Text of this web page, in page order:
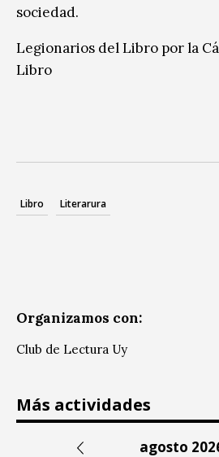
sociedad.
Legionarios del Libro por la
Libro
Libro Literarura
Organizamos con:
Club de Lectura Uy
Más actividades
agosto